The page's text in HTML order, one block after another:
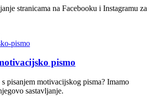
stranicama na Facebooku i Instagramu za
pismo
s pisanjem motivacijskog pisma? Imamo
sastavljanje.